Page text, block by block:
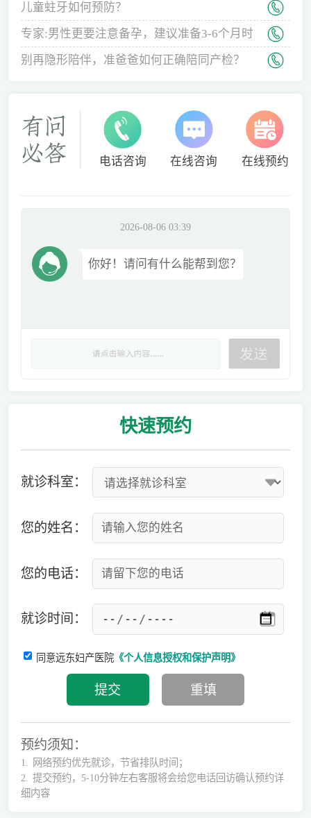
儿童蛀牙如何预防？
专家:男性更要注意备孕，建议准备3-6个月时
间
别再隐形陪伴，准爸爸如何正确陪同产检？
电话咨询 在线咨询 在线预约
2026-08-06 03:39
你好！请问有什么能帮到您？
快速预约
就诊科室：
您的姓名：
您的电话：
就诊时间：
同意远东妇产医院《个人信息授权和保护声明》
预约须知：
1.
网络预约优先就诊，节省排队时间；
2.
提交预约，5-10分钟左右客服将会给您电话回访确认预约详
细内容